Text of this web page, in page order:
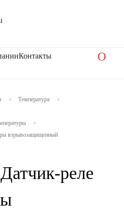
Контакты
O
> Температура >
>
взрывозащищенный
реле